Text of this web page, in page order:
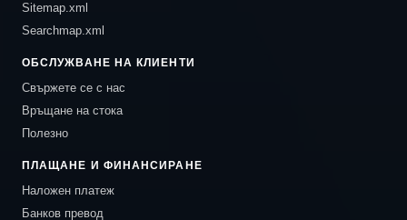
Sitemap.xml
Searchmap.xml
ОБСЛУЖВАНЕ НА КЛИЕНТИ
Свържете се с нас
Връщане на стока
Полезно
ПЛАЩАНЕ И ФИНАНСИРАНЕ
Наложен платеж
Банков превод